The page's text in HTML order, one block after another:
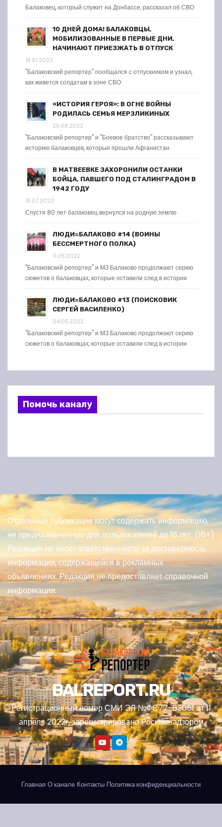
Балаковец, который служит на Донбассе, рассказал об СВО
10 ДНЕЙ ДОМА! БАЛАКОВЦЫ,
МОБИЛИЗОВАННЫЕ В ПЕРВЫЕ ДНИ,
НАЧИНАЮТ ПРИЕЗЖАТЬ В ОТПУСК
18.01.2023
"Балаковский репортер" пообщался с отпускником и узнал,
как живется солдатам в зоне СВО
«ИСТОРИЯ ГЕРОЯ»: В ОГНЕ ВОЙНЫ
РОДИЛАСЬ СЕМЬЯ МЕРЗЛИКИНЫХ
29.08.2022
"Балаковский репортер" и "Боевое братство" рассказывают
историю балаковцев, которые прошли Афганистан
В МАТВЕЕВКЕ ЗАХОРОНИЛИ ОСТАНКИ
БОЙЦА, ПАВШЕГО ПОД СТАЛИНГРАДОМ В
1942 ГОДУ
15.07.2022
Спустя 80 лет балаковец вернулся на родную землю
ЛЮДИ=БАЛАКОВО #14 (ВОИНЫ
БЕССМЕРТНОГО ПОЛКА)
11.05.2022
"Балаковский репортер" и МЗ Балаково продолжают серию
сюжетов о балаковцах, которые оставили след в истории
ЛЮДИ=БАЛАКОВО #13 (ПОИСКОВИК
СЕРГЕЙ ВАСИЛЕНКО)
04.05.2022
"Балаковский репортер" и МЗ Балаково продолжают серию
сюжетов о балаковцах, которые оставили след в истории
Помочь каналу
Отдельные публикации могут содержать информацию,
не предназначенную для пользователей до 16 лет. (16+)
Редакция не несет ответственности за достоверность
информации, содержащейся в рекламных
объявлениях. Редакция не предоставляет справочной
информации.
BALREPORT.RU
Регистрационный номер СМИ ЭЛ №ФС77-83051 от 11
апреля 2022г, зарегистрировано Роскомнадзором
Главная О канале Контакты Политика конфиденциальности